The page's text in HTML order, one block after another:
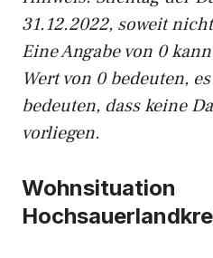
31.12.2022, soweit
Eine Angabe von 0
Wert von 0 bedeuten,
bedeuten, dass keine
vorliegen.
Wohnsituation